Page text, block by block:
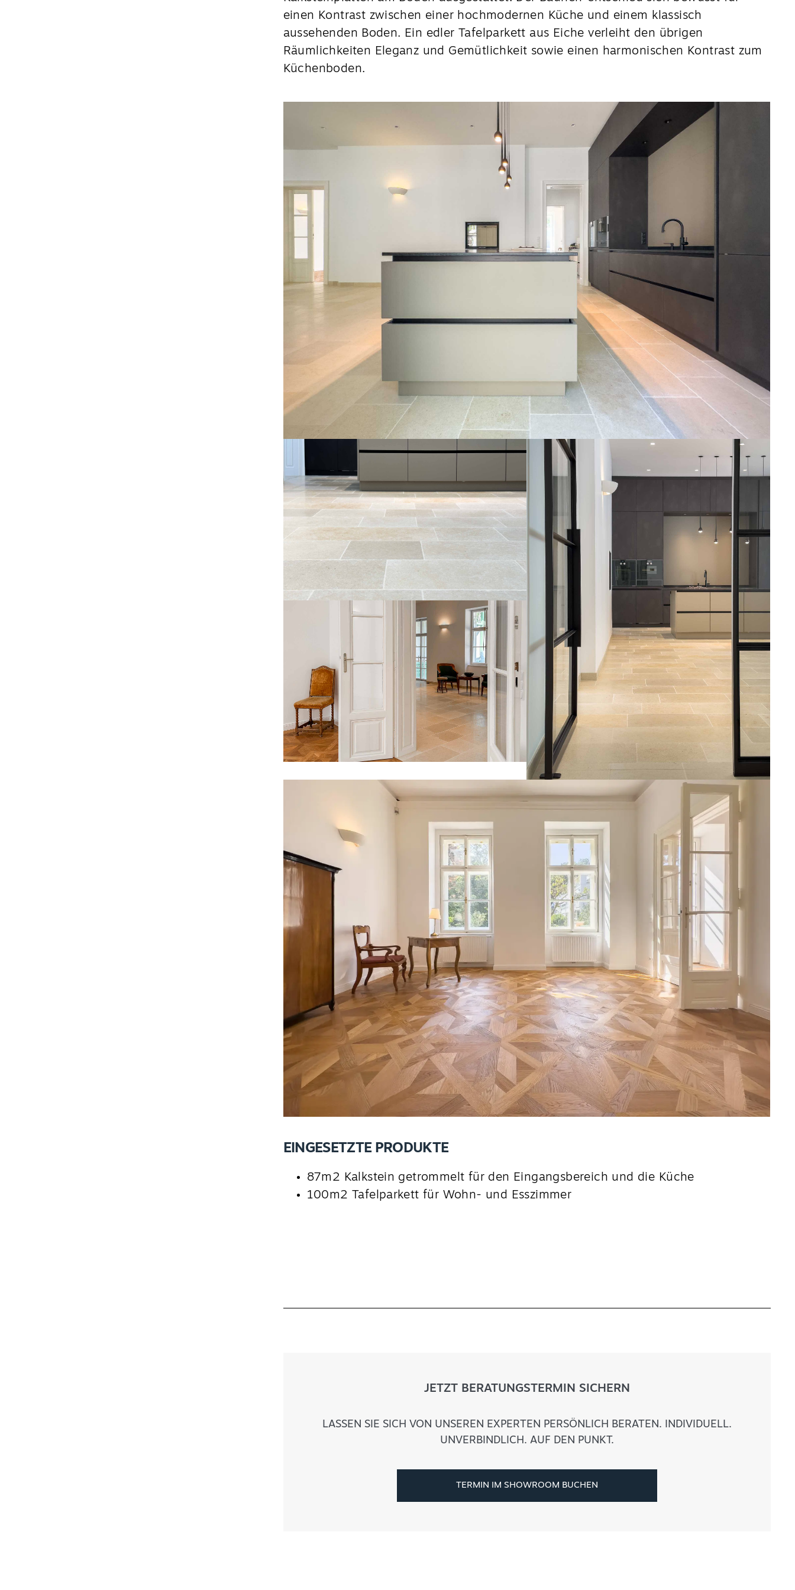
einen Kontrast zwischen einer hochmodernen Küche und einem klassisch
aussehenden Boden. Ein edler Tafelparkett aus Eiche verleiht den übrigen
Räumlichkeiten Eleganz und Gemütlichkeit sowie einen harmonischen Kontrast zum
Küchenboden.
EINGESETZTE PRODUKTE
87m2 Kalkstein getrommelt für den Eingangsbereich und die Küche
100m2 Tafelparkett für Wohn- und Esszimmer
JETZT BERATUNGSTERMIN SICHERN
LASSEN SIE SICH VON UNSEREN EXPERTEN PERSÖNLICH BERATEN. INDIVIDUELL.
UNVERBINDLICH. AUF DEN PUNKT.
TERMIN IM SHOWROOM BUCHEN